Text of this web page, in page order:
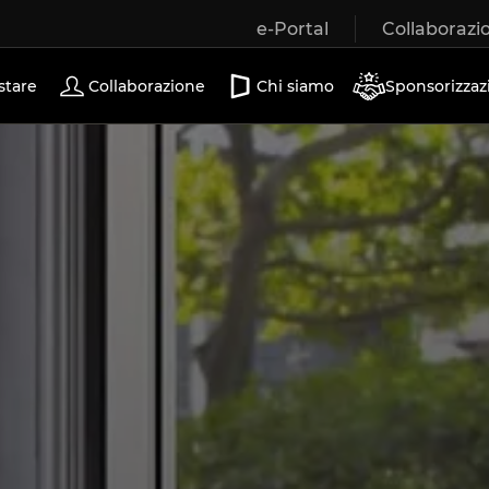
e-Portal
Porte scorrevoli
Collaborazione Chi siamo